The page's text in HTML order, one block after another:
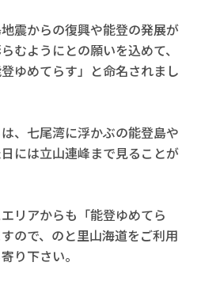
震からの復興や能登の発展が
むようにとの願いを込めて、
ゆめてらす」と命名されまし
、七尾湾に浮かぶの能登島や
には立山連峰まで見ることが
リアからも「能登ゆめてら
ので、のと里山海道をご利用
り下さい。